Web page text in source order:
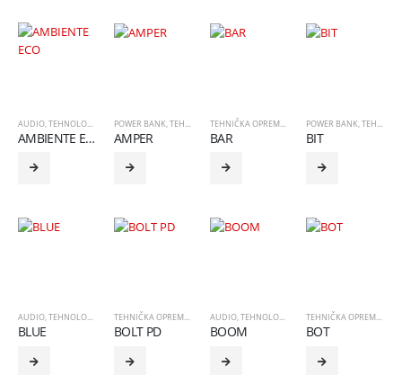
AUDIO,TEHNOLOGIJA
AMBIENTE ECO
POWER BANK,TEHNOLOGIJA
AMPER
TEHNIČKA OPREMA, TEHNOLOGIJA
BAR
POWER BANK,TEHNOLOGIJA
BIT
AUDIO,TEHNOLOGIJA
BLUE
TEHNIČKA OPREMA, TEHNOLOGIJA
BOLT PD
AUDIO,TEHNOLOGIJA
BOOM
TEHNIČKA OPREMA,
BOT